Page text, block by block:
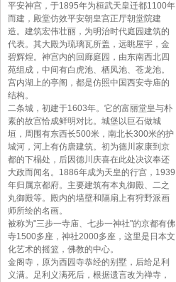
平安神宫，于1895年为桓武天皇迁都1100年
而建，殿堂仿效平安朝皇宫正厅朝堂院建
造。建筑宏伟壮丽，为明治时代庭园建筑的
代表。其大殿为琉璃瓦所盖，远眺屋宇，金
碧辉煌。神宫内的回廊庭园，由东南西北四
苑组成，中间有白虎池、栖凤池、苍龙池。
宫内湖上的亭阁，都是仿照中国西安寺庙的
结构。
二条城，初建于1603年。它的富丽堂皇与朴
素的故宫恰成鲜明对比。城堡以巨石做城
垣，周围有东西长500米，南北长300米的护
城河，河上有仿唐建筑。初为德川家康到京
都的下榻处，后因德川庆喜在此处决议奉还
大政而闻名。1886年成为天皇的行宫，1939
年归属京都府。主要建筑有本丸御殿、二之
丸御殿等。殿内的墙壁和隔扇上有狩野派画
师所绘的名画。
被称为"三步一寺庙、七步一神社"的京都有佛
寺1500多座，神社2000多座，这里是日本文
化艺术的摇篮，佛教的中心。
金阁寺，原为西园寺恭经的别墅，后给足利
义满。足利义满死后，根据遗言改为禅寺，